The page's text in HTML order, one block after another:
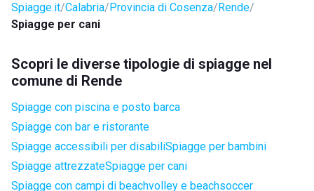
Spiagge.it Calabria Provincia di Cosenza Rende
Spiagge per cani
Scopri le diverse tipologie di spiagge nel
comune di Rende
Spiagge con piscina e posto barca
Spiagge con bar e ristorante
Spiagge accessibili per disabiliSpiagge per bambini
Spiagge attrezzateSpiagge per cani
Spiagge con campi di beachvolley e beachsoccer